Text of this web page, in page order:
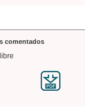
comentados